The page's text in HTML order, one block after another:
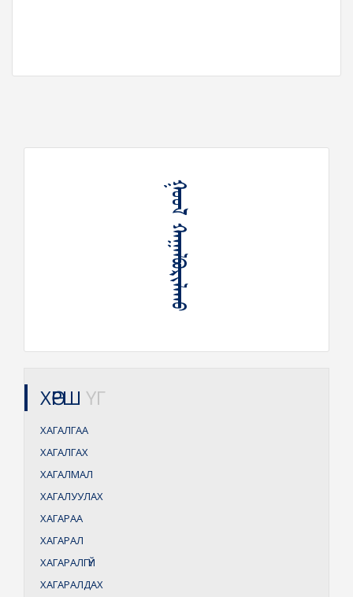
ᠭᠤᠤᠯ ᠬᠠᠭᠠᠯᠪᠤᠷᠢᠯᠠᠬᠤ
ХӨРШ ҮГ
ХАГАЛГАА
ХАГАЛГАХ
ХАГАЛМАЛ
ХАГАЛУУЛАХ
ХАГАРАА
ХАГАРАЛ
ХАГАРАЛГҮЙ
ХАГАРАЛДАХ